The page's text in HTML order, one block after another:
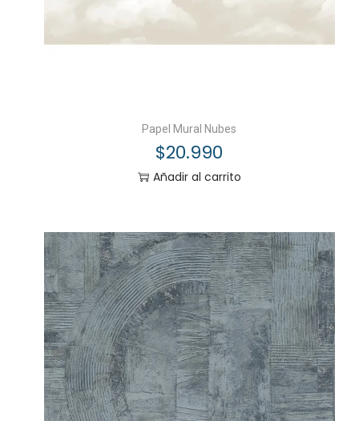
Papel Mural Nubes
$20.990
Añadir al carrito